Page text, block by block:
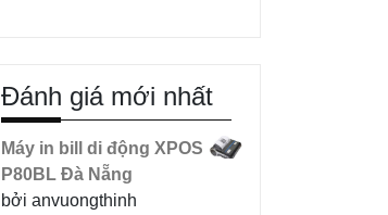
Đánh giá mới nhất
Máy in bill di động XPOS
P80BL Đà Nẵng
bởi anvuongthinh